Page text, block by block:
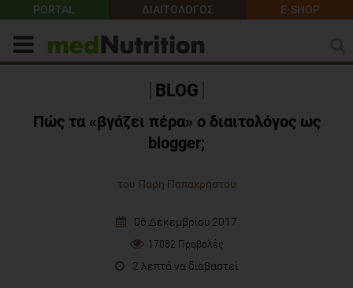
PORTAL ΔΙΑΙΤΟΛΟΓΟΣ E-SHOP
BLOG
Πώς τα «βγάζει πέρα» ο διαιτολόγος ως
blogger;
του Πάρη Παπαχρήστου
06 Δεκεμβρίου 2017
17082 Προβολές
2 λεπτά να διαβαστεί